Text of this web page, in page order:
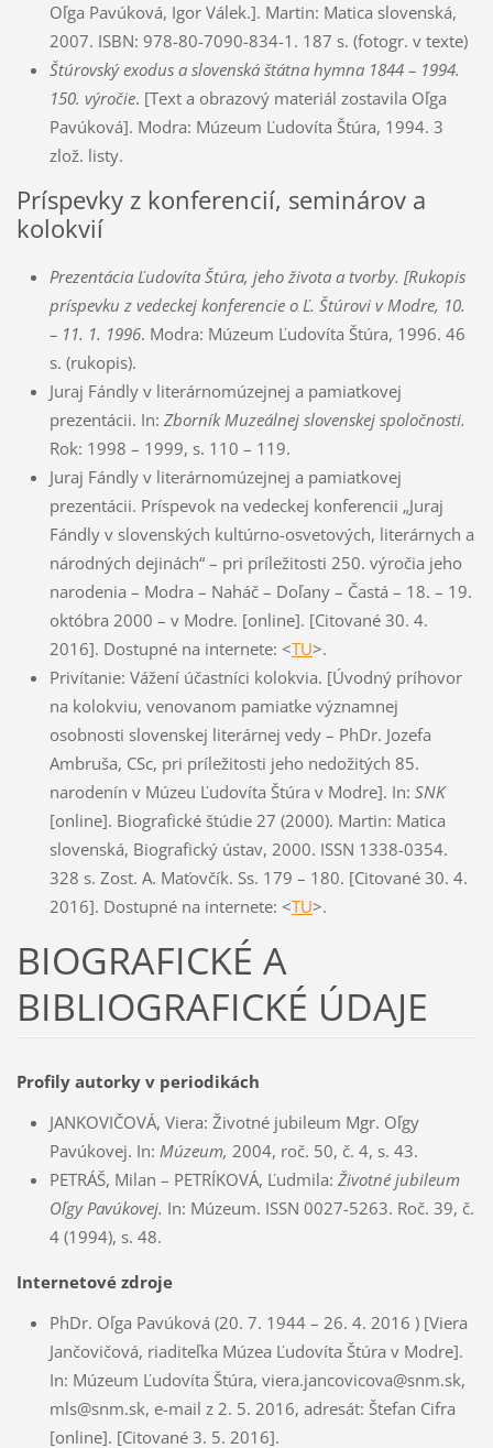
Oľga Pavúková, Igor Válek.]. Martin: Matica slovenská,
2007. ISBN: 978-80-7090-834-1. 187 s. (fotogr. v texte)
Štúrovský exodus a slovenská štátna hymna 1844 – 1994.
150. výročie. [Text a obrazový materiál zostavila Oľga
Pavúková]. Modra: Múzeum Ľudovíta Štúra, 1994. 3
zlož. listy.
Príspevky z konferencií, seminárov a
kolokvií
Prezentácia Ľudovíta Štúra, jeho života a tvorby. [Rukopis
príspevku z vedeckej konferencie o Ľ. Štúrovi v Modre, 10.
– 11. 1. 1996. Modra: Múzeum Ľudovíta Štúra, 1996. 46
s. (rukopis).
Juraj Fándly v literárnomúzejnej a pamiatkovej
prezentácii. In: Zborník Muzeálnej slovenskej spoločnosti.
Rok: 1998 – 1999, s. 110 – 119.
Juraj Fándly v literárnomúzejnej a pamiatkovej
prezentácii. Príspevok na vedeckej konferencii „Juraj
Fándly v slovenských kultúrno-osvetových, literárnych a
národných dejinách“ – pri príležitosti 250. výročia jeho
narodenia – Modra – Naháč – Doľany – Častá – 18. – 19.
októbra 2000 – v Modre. [online]. [Citované 30. 4.
2016]. Dostupné na internete: <TU>.
Privítanie: Vážení účastníci kolokvia. [Úvodný príhovor
na kolokviu, venovanom pamiatke významnej
osobnosti slovenskej literárnej vedy – PhDr. Jozefa
Ambruša, CSc, pri príležitosti jeho nedožitých 85.
narodenín v Múzeu Ľudovíta Štúra v Modre]. In: SNK
[online]. Biografické štúdie 27 (2000). Martin: Matica
slovenská, Biografický ústav, 2000. ISSN 1338-0354.
328 s. Zost. A. Maťovčík. Ss. 179 – 180. [Citované 30. 4.
2016]. Dostupné na internete: <TU>.
BIOGRAFICKÉ A
BIBLIOGRAFICKÉ ÚDAJE
Profily autorky v periodikách
JANKOVIČOVÁ, Viera: Životné jubileum Mgr. Oľgy
Pavúkovej. In: Múzeum, 2004, roč. 50, č. 4, s. 43.
PETRÁŠ, Milan – PETRÍKOVÁ, Ľudmila: Životné jubileum
Oľgy Pavúkovej. In: Múzeum. ISSN 0027-5263. Roč. 39, č.
4 (1994), s. 48.
Internetové zdroje
PhDr. Oľga Pavúková (20. 7. 1944 – 26. 4. 2016 ) [Viera
Jančovičová, riaditeľka Múzea Ľudovíta Štúra v Modre].
In: Múzeum Ľudovíta Štúra, viera.jancovicova@snm.sk,
mls@snm.sk, e-mail z 2. 5. 2016, adresát: Štefan Cifra
[online]. [Citované 3. 5. 2016].